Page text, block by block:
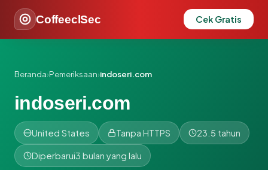
CoffeeclSec Cek Gratis
Beranda›Pemeriksaan›indoseri.com
indoseri.com
United States Tanpa HTTPS 23.5 tahun
Diperbarui3 bulan yang lalu